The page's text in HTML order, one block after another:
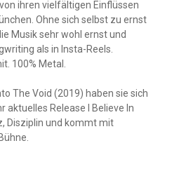
ihren vielfältigen Einflüssen
Ohne sich selbst zu ernst
Musik sehr wohl ernst und
als in Insta-Reels.
100% Metal.
The Void (2019) haben sie sich
Release I Believe In
Disziplin und kommt mit